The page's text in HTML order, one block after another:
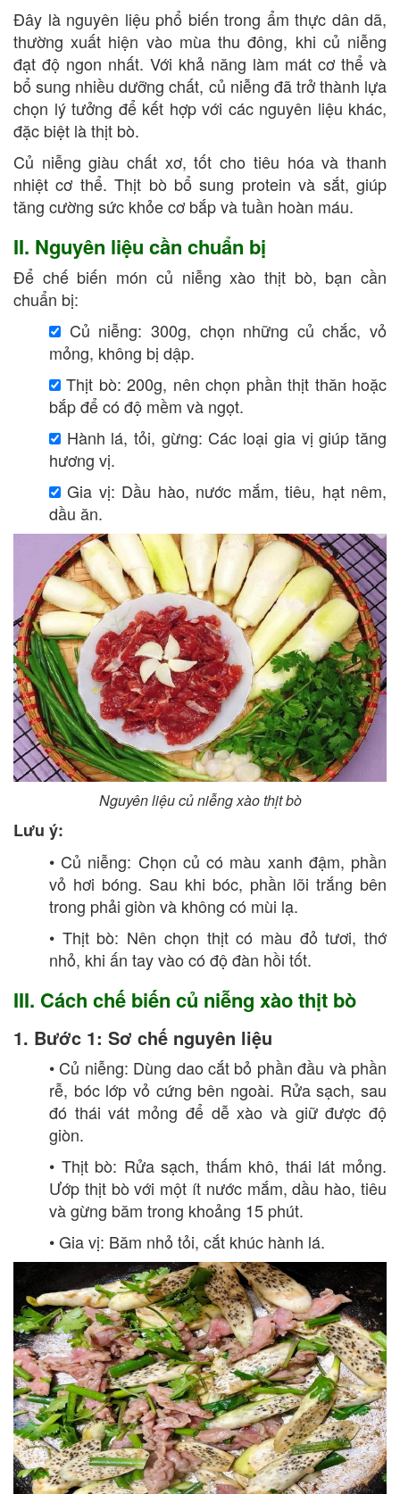
Đây là nguyên liệu phổ biến trong ẩm thực dân dã,
thường xuất hiện vào mùa thu đông, khi củ niễng
đạt độ ngon nhất. Với khả năng làm mát cơ thể và
bổ sung nhiều dưỡng chất, củ niễng đã trở thành lựa
chọn lý tưởng để kết hợp với các nguyên liệu khác,
đặc biệt là thịt bò.
Củ niễng giàu chất xơ, tốt cho tiêu hóa và thanh
nhiệt cơ thể. Thịt bò bổ sung protein và sắt, giúp
tăng cường sức khỏe cơ bắp và tuần hoàn máu.
II. Nguyên liệu cần chuẩn bị
Để chế biến món củ niễng xào thịt bò, bạn cần
chuẩn bị:
Củ niễng: 300g, chọn những củ chắc, vỏ
mỏng, không bị dập.
Thịt bò: 200g, nên chọn phần thịt thăn hoặc
bắp để có độ mềm và ngọt.
Hành lá, tỏi, gừng: Các loại gia vị giúp tăng
hương vị.
Gia vị: Dầu hào, nước mắm, tiêu, hạt nêm,
dầu ăn.
Nguyên liệu củ niễng xào thịt bò
Lưu ý:
• Củ niễng: Chọn củ có màu xanh đậm, phần
vỏ hơi bóng. Sau khi bóc, phần lõi trắng bên
trong phải giòn và không có mùi lạ.
• Thịt bò: Nên chọn thịt có màu đỏ tươi, thớ
nhỏ, khi ấn tay vào có độ đàn hồi tốt.
III. Cách chế biến củ niễng xào thịt bò
1. Bước 1: Sơ chế nguyên liệu
• Củ niễng: Dùng dao cắt bỏ phần đầu và phần
rễ, bóc lớp vỏ cứng bên ngoài. Rửa sạch, sau
đó thái vát mỏng để dễ xào và giữ được độ
giòn.
• Thịt bò: Rửa sạch, thấm khô, thái lát mỏng.
Ướp thịt bò với một ít nước mắm, dầu hào, tiêu
và gừng băm trong khoảng 15 phút.
• Gia vị: Băm nhỏ tỏi, cắt khúc hành lá.